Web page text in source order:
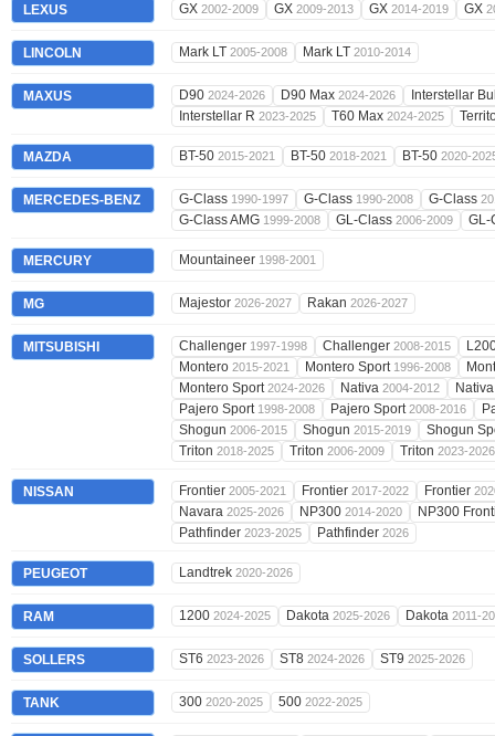
LEXUS GX 2002-2009 GX 2009-2013 GX 2014-2019 GX
LINCOLN Mark LT 2005-2008 Mark LT 2010-2014
MAXUS D90 2024-2026 D90 Max 2024-2026
Interstellar
Interstellar R 2023-2025 T60 Max 2024-2025
MAZDA BT-50 2015-2021 BT-50 2018-2021 BT-50 2020-
MERCEDES-BENZ G-Class 1990-1997 G-Class 1990-2008 G-Class
G-Class AMG 1999-2008 GL-Class 2006-2009 GL-
MERCURY Mountaineer 1998-2001
MG Majestor 2026-2027 Rakan 2026-2027
MITSUBISHI Challenger 1997-1998 Challenger 2008-2015
Montero 2015-2021 Montero Sport 1996-2008
Montero Sport2024-2026 Nativa 2004-2012
Pajero Sport 1998-2008 Pajero Sport2008-2016
Shogun 2006-2015 Shogun 2015-2019
Shogun
Triton 2018-2025 Triton 2006-2009 Triton 2023-2026
NISSAN Frontier 2005-2021 Frontier 2017-2022 Frontier
Navara 2025-2026 NP300 2014-2020
NP300
Pathfinder 2023-2025 Pathfinder 2026
PEUGEOT Landtrek 2020-2026
RAM 1200 2024-2025 Dakota 2025-2026 Dakota 2011-
SOLLERS ST6 2023-2026 ST8 2024-2026 ST9 2025-2026
TANK 300 2020-2025 500 2022-2025